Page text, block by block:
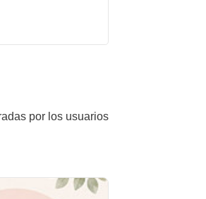
por los usuarios